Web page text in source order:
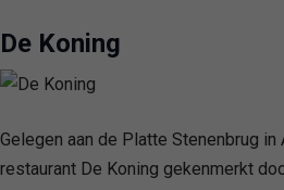
De Koning
Gelegen aan de Platte Stenenbrug in
restaurant De Koning gekenmerkt